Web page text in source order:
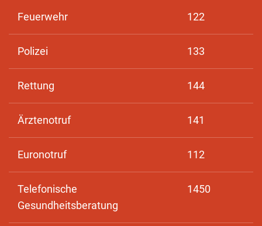
Feuerwehr 122
Polizei 133
Rettung 144
Ärztenotruf 141
Euronotruf 112
Telefonische
Gesundheitsberatung
1450